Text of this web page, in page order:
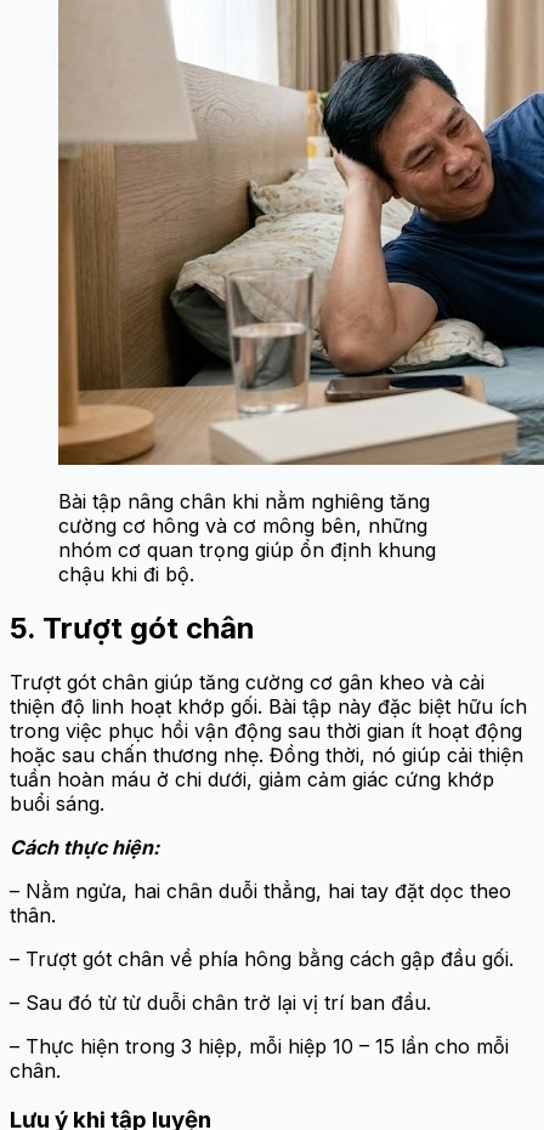
Bài tập nâng chân khi nằm nghiêng tăng
cường cơ hông và cơ mông bên, những
nhóm cơ quan trọng giúp ổn định khung
chậu khi đi bộ.
5. Trượt gót chân
Trượt gót chân giúp tăng cường cơ gân kheo và cải
thiện độ linh hoạt khớp gối. Bài tập này đặc biệt hữu ích
trong việc phục hồi vận động sau thời gian ít hoạt động
hoặc sau chấn thương nhẹ. Đồng thời, nó giúp cải thiện
tuần hoàn máu ở chi dưới, giảm cảm giác cứng khớp
buổi sáng.
Cách thực hiện:
– Nằm ngửa, hai chân duỗi thẳng, hai tay đặt dọc theo
thân.
– Trượt gót chân về phía hông bằng cách gập đầu gối.
– Sau đó từ từ duỗi chân trở lại vị trí ban đầu.
– Thực hiện trong 3 hiệp, mỗi hiệp 10 – 15 lần cho mỗi
chân.
Lưu ý khi tập luyện